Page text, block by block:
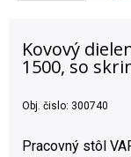
Kovový
1500, so
Obj. čislo: 300740
Pracovný stôl